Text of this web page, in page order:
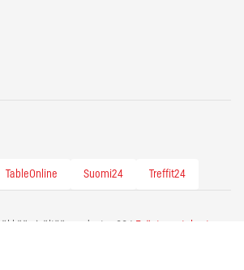
TableOnline Suomi24 Treffit24